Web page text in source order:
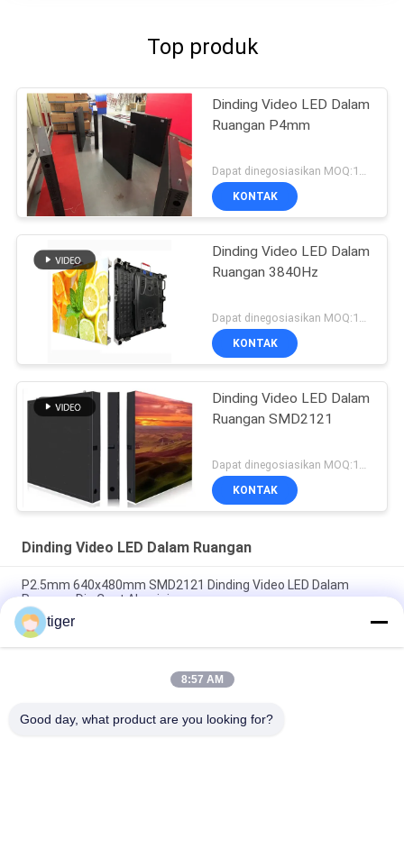
Top produk
Dinding Video LED Dalam
Ruangan P4mm
Dapat dinegosiasikan MOQ:10 meter persegi
KONTAK
Dinding Video LED Dalam
Ruangan 3840Hz
KONTAK
Dinding Video LED Dalam
Ruangan SMD2121
KONTAK
Dinding Video LED Dalam Ruangan
P2.5mm 640x480mm SMD2121 Dinding Video LED Dalam
Ruangan Die Cast Aluminium
SMD2121 HD 4K LED Video Wall Dengan Kabinet Aluminium Die
Cast 640x480mm
Memperbaiki Dinding Video LED Dalam Ruangan 576x576mm
tiger
8:57 AM
Good day, what product are you looking for?